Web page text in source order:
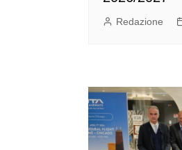
Redazione